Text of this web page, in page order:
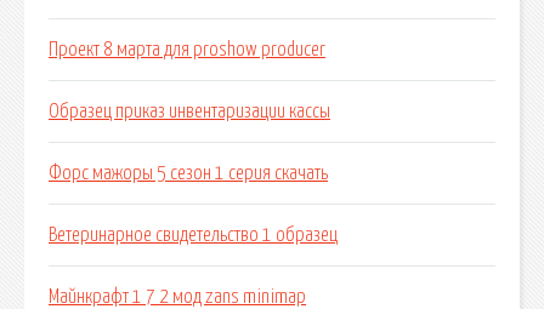
Проект 8 марта для proshow producer
Образец приказ инвентаризации кассы
Форс мажоры 5 сезон 1 серия скачать
Ветеринарное свидетельство 1 образец
Майнкрафт 1 7 2 мод zans minimap